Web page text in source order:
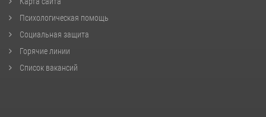
Психологическая помощь
Социальная защита
Горячие линии
Список вакансий